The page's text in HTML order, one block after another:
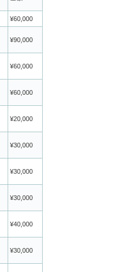
¥60,000
¥90,000
¥60,000
¥60,000
¥20,000
¥30,000
¥30,000
¥30,000
¥40,000
¥30,000